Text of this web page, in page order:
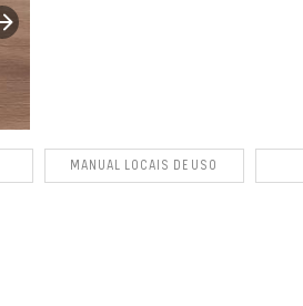
MANUAL LOCAIS DE USO